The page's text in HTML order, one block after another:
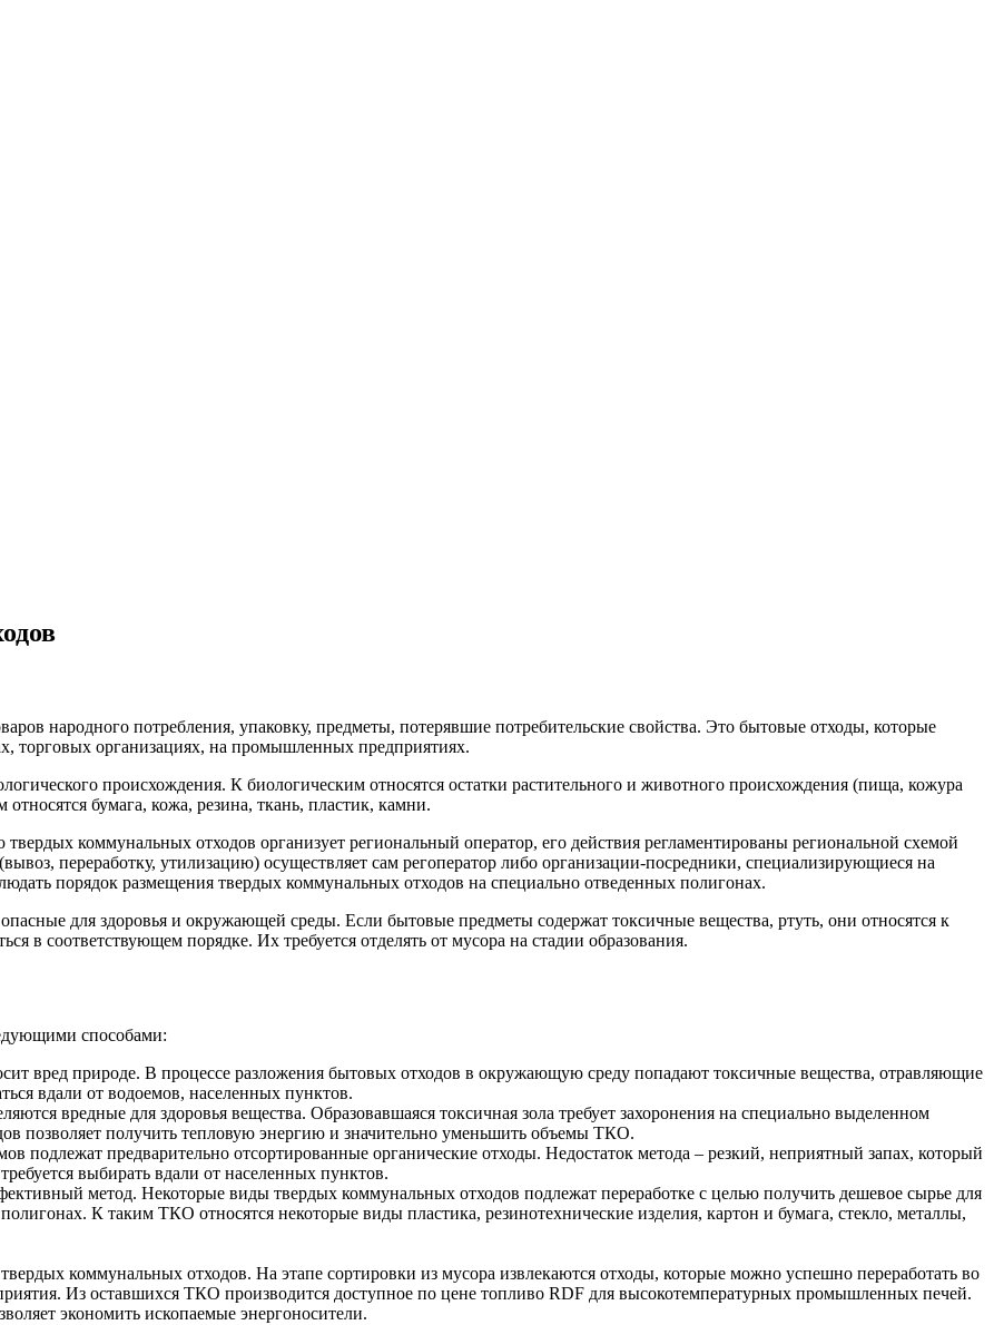
народного потребления, упаковку, предметы, потерявшие потребительские свойства. Это бытовые отходы, которые
торговых организациях, на промышленных предприятиях.
происхождения. К биологическим относятся остатки растительного и животного происхождения (пища, кожура
бумага, кожа, резина, ткань, пластик, камни.
коммунальных отходов организует региональный оператор, его действия регламентированы региональной схемой
переработку, утилизацию) осуществляет сам регоператор либо организации-посредники, специализирующиеся на
порядок размещения твердых коммунальных отходов на специально отведенных полигонах.
для здоровья и окружающей среды. Если бытовые предметы содержат токсичные вещества, ртуть, они относятся к
в соответствующем порядке. Их требуется отделять от мусора на стадии образования.
способами:
вред природе. В процессе разложения бытовых отходов в окружающую среду попадают токсичные вещества, отравляющие
вдали от водоемов, населенных пунктов.
вредные для здоровья вещества. Образовавшаяся токсичная зола требует захоронения на специально выделенном
позволяет получить тепловую энергию и значительно уменьшить объемы ТКО.
предварительно отсортированные органические отходы. Недостаток метода – резкий, неприятный запах, который
выбирать вдали от населенных пунктов.
метод. Некоторые виды твердых коммунальных отходов подлежат переработке с целью получить дешевое сырье для
К таким ТКО относятся некоторые виды пластика, резинотехнические изделия, картон и бумага, стекло, металлы,
коммунальных отходов. На этапе сортировки из мусора извлекаются отходы, которые можно успешно переработать во
Из оставшихся ТКО производится доступное по цене топливо RDF для высокотемпературных промышленных печей.
экономить ископаемые энергоносители.